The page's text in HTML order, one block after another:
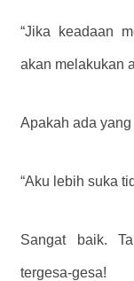
“Jika keadaan
akan melakukan
Apakah ada yang
“Aku lebih suka
Sangat baik.
tergesa-gesa!